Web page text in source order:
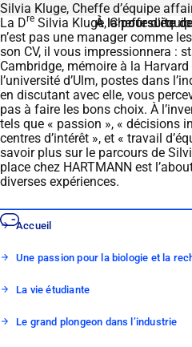
Silvia Kluge, Cheffe d’équipe
À la poursuite
La Dre Silvia Kluge, Cheffe
n’est pas une manager comme
son CV, il vous impressionnera :
Cambridge, mémoire à la
l’université d’Ulm, postes dans
en discutant avec elle, vous
pas à faire les bons choix. À
tels que « passion », « décisions
centres d’intérêt », et « travail
savoir plus sur le parcours de
place chez HARTMANN est
diverses expériences.
Accueil
Une passion pour la biologie et la
La vie étudiante
Le grand plongeon dans l’industrie